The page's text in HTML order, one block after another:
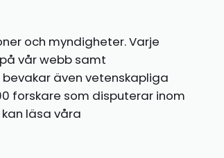
och myndigheter. Varje
vår webb samt
bevakar även vetenskapliga
forskare som disputerar inom
läsa våra